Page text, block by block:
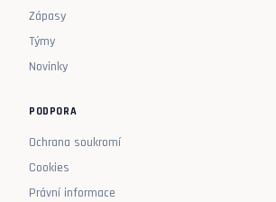
Zápasy
Týmy
Novinky
PODPORA
Ochrana soukromí
Cookies
Právní informace